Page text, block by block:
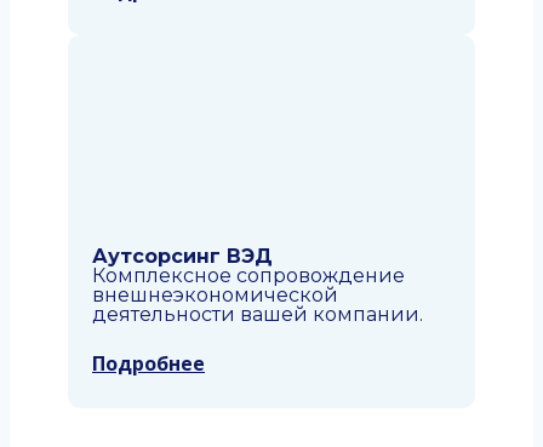
Аутсорсинг ВЭД
Комплексное сопровождение
внешнеэкономической
деятельности вашей компании.
Подробнее